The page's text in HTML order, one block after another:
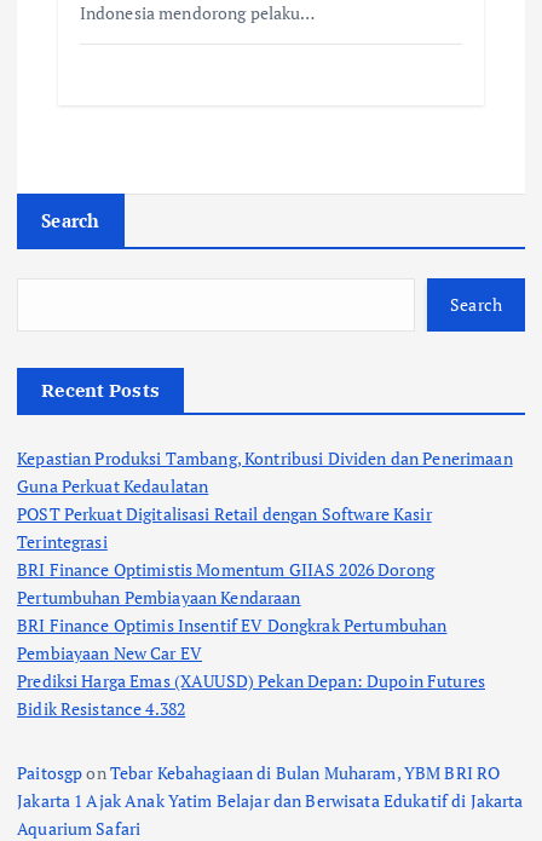
Indonesia mendorong pelaku…
Search
Search
Recent Posts
Kepastian Produksi Tambang, Kontribusi Dividen dan Penerimaan
Guna Perkuat Kedaulatan
POST Perkuat Digitalisasi Retail dengan Software Kasir
Terintegrasi
BRI Finance Optimistis Momentum GIIAS 2026 Dorong
Pertumbuhan Pembiayaan Kendaraan
BRI Finance Optimis Insentif EV Dongkrak Pertumbuhan
Pembiayaan New Car EV
Prediksi Harga Emas (XAUUSD) Pekan Depan: Dupoin Futures
Bidik Resistance 4.382
PaitosgponTebar Kebahagiaan di Bulan Muharam, YBM BRI RO
Jakarta 1 Ajak Anak Yatim Belajar dan Berwisata Edukatif di Jakarta
Aquarium Safari